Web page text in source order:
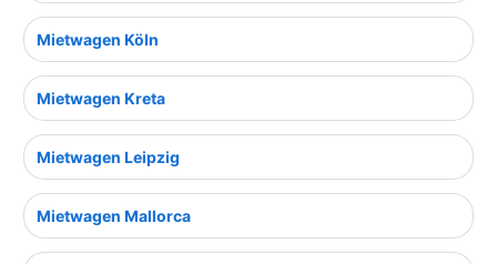
Mietwagen Köln
Mietwagen Kreta
Mietwagen Leipzig
Mietwagen Mallorca